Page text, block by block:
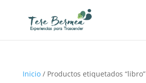
Inicio/ Productos etiquetados “libro”